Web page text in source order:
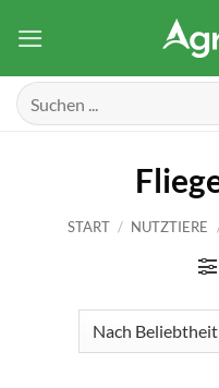
Inhalt
Suchen
nach:
START / NUTZTIERE